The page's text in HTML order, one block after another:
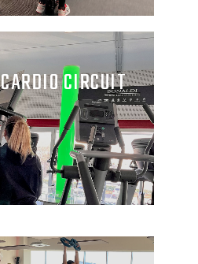
CARDIO CIRCUIT